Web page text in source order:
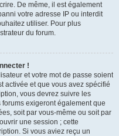
De même, il est également
votre adresse IP ou interdit
utiliser. Pour plus
du forum.
!
et votre mot de passe soient
activée et que vous avez spécifié
vous devrez suivre les
exigeront également que
soit par vous-même ou soit par
une session ; cette
Si vous aviez reçu un